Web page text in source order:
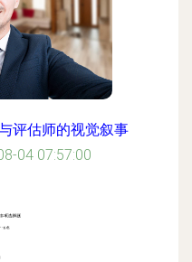
评估师的视觉叙事
04 07:57:00